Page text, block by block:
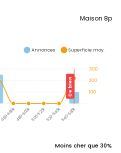
Maison 8p
460-480k480-500k500-520k520-540k540-560k
Ce bien
300
200
100
Annonces Superficie moy.
Moins cher que 30%